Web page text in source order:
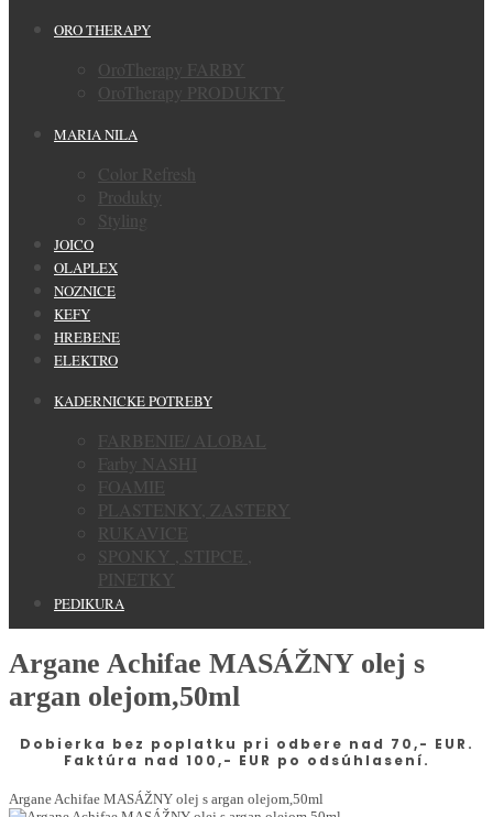
ORO THERAPY
OroTherapy FARBY
OroTherapy PRODUKTY
MARIA NILA
Color Refresh
Produkty
Styling
JOICO
OLAPLEX
NOZNICE
KEFY
HREBENE
ELEKTRO
KADERNICKE POTREBY
FARBENIE/ ALOBAL
Farby NASHI
FOAMIE
PLASTENKY, ZASTERY
RUKAVICE
SPONKY , STIPCE ,
PINETKY
PEDIKURA
Argane Achifae MASÁŽNY olej s
argan olejom,50ml
Dobierka bez poplatku pri odbere nad 70,- EUR.
Faktúra nad 100,- EUR po odsúhlasení.
Argane Achifae MASÁŽNY olej s argan olejom,50ml